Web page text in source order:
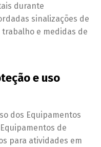
durante
sinalizações de
e medidas de
e uso
dos Equipamentos
de
para atividades em